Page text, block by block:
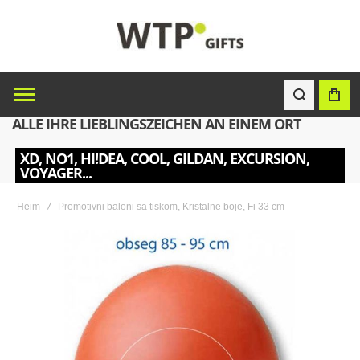
ALLE IHRE LIEBLINGSZEICHEN AN EINEM ORT
XD, NO1, HI!DEA, COOL, GILDAN, EXCURSION,
VOYAGER...
Heim Promotivni baloni sa tiskom, Kristalne boje, Fi 33 cm